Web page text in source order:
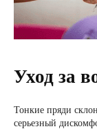
Уход за
Тонкие пряди
серьезный